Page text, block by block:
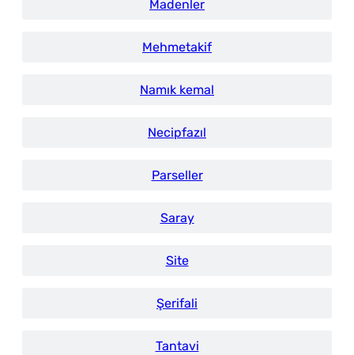
Madenler
Mehmetakif
Namık kemal
Necipfazıl
Parseller
Saray
Site
Şerifali
Tantavi